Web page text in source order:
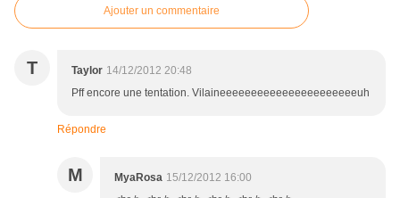
Ajouter un commentaire
T Taylor 14/12/2012 20:48
Pff encore une tentation. Vilaineeeeeeeeeeeeeeeeeeeeeeuh
Répondre
M MyaRosa 15/12/2012 16:00